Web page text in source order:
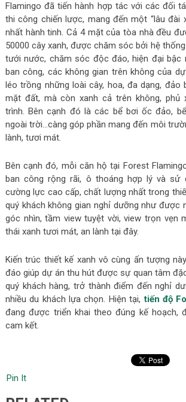
Flamingo đã tiến hành hợp tác với các đối
thi công chiến lược, mang đến một “lâu đài
nhất hành tinh. Cả 4 mặt của tòa nhà đều
50000 cây xanh, được chăm sóc bởi hệ
tưới nước, chăm sóc độc đáo, hiện đại bậc
ban công, các không gian trên không của
léo trồng những loài cây, hoa, đa dạng, đảo
mặt đất, mà còn xanh cả trên không, phủ
trình. Bên cạnh đó là các bể bơi ốc đảo,
ngoài trời…càng góp phần mang đến môi
lành, tươi mát.
Bên cạnh đó, mỗi căn hộ tại Forest
ban công rộng rãi, ô thoáng hợp lý và sử
cường lực cao cấp, chất lượng nhất trong
quý khách không gian nghỉ dưỡng như được
góc nhìn, tầm view tuyệt vời, view trọn vẹn
thái xanh tươi mát, an lành tại đây.
Kiến trúc thiết kế xanh vô cùng ấn tượng
đáo giúp dự án thu hút được sự quan tâm
quý khách hàng, trở thành điểm đến nghỉ
nhiều du khách lựa chọn. Hiện tại,tiến độ
đang được triển khai theo đúng kế hoạch,
cam kết.
Pin It